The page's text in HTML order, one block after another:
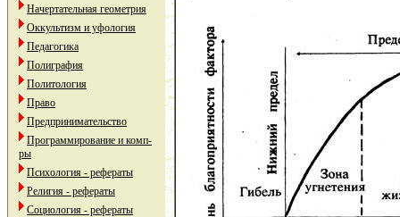
Начертательная геометрия
Оккультизм и уфология
Педагогика
Полиграфия
Политология
Право
Предпринимательство
Программирование и комп-
ры
Психология - рефераты
Религия - рефераты
Социология - рефераты